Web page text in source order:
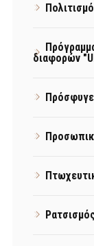
διαφορών